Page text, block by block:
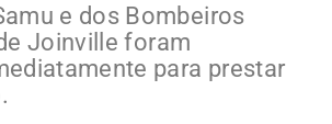
e dos Bombeiros
Joinville foram
para prestar